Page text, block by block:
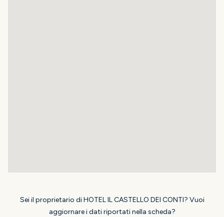
Sei il proprietario di HOTEL IL CASTELLO DEI CONTI? Vuoi
aggiornare i dati riportati nella scheda?